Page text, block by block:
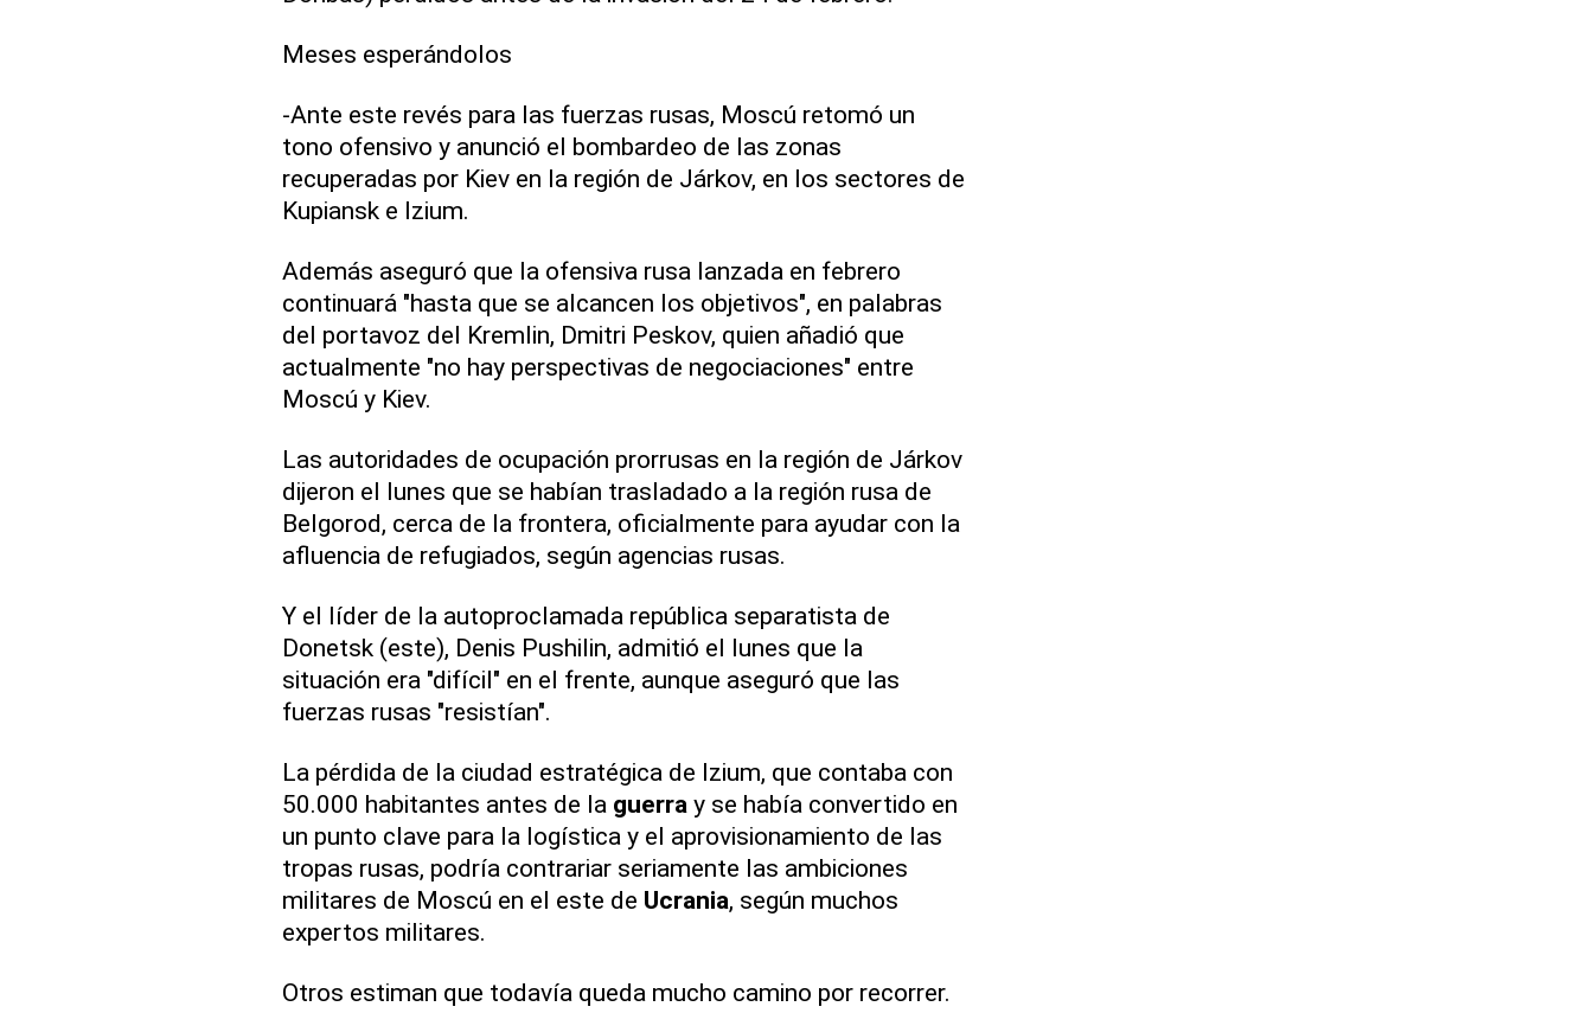
Meses esperándolos
-Ante este revés para las fuerzas rusas, Moscú retomó un
tono ofensivo y anunció el bombardeo de las zonas
recuperadas por Kiev en la región de Járkov, en los sectores de
Kupiansk e Izium.
Además aseguró que la ofensiva rusa lanzada en febrero
continuará "hasta que se alcancen los objetivos", en palabras
del portavoz del Kremlin, Dmitri Peskov, quien añadió que
actualmente "no hay perspectivas de negociaciones" entre
Moscú y Kiev.
Las autoridades de ocupación prorrusas en la región de Járkov
dijeron el lunes que se habían trasladado a la región rusa de
Belgorod, cerca de la frontera, oficialmente para ayudar con la
afluencia de refugiados, según agencias rusas.
Y el líder de la autoproclamada república separatista de
Donetsk (este), Denis Pushilin, admitió el lunes que la
situación era "difícil" en el frente, aunque aseguró que las
fuerzas rusas "resistían".
La pérdida de la ciudad estratégica de Izium, que contaba con
50.000 habitantes antes de la guerra y se había convertido en
un punto clave para la logística y el aprovisionamiento de las
tropas rusas, podría contrariar seriamente las ambiciones
militares de Moscú en el este de Ucrania, según muchos
expertos militares.
Otros estiman que todavía queda mucho camino por recorrer.